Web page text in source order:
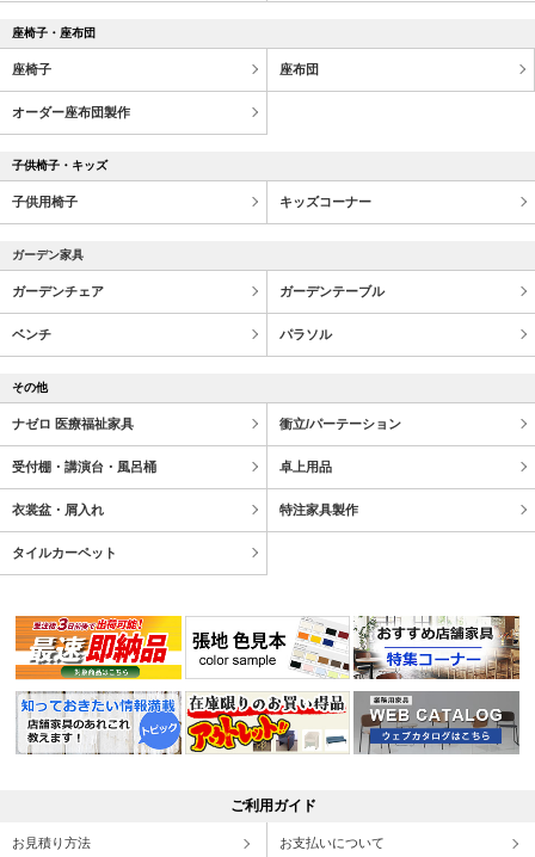
座椅子・座布団
座椅子 座布団
オーダー座布団製作
子供椅子・キッズ
子供用椅子 キッズコーナー
ガーデン家具
ガーデンチェア ガーデンテーブル
ベンチ パラソル
その他
ナゼロ 医療福祉家具 衝立/パーテーション
受付棚・講演台・風呂桶 卓上用品
衣裳盆・屑入れ 特注家具製作
タイルカーペット
ご利用ガイド
お見積り方法 お支払いについて